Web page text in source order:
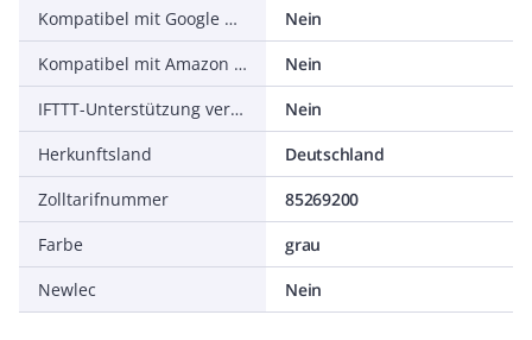
Kompatibel mit Google Assistant
Nein
Kompatibel mit Amazon Alexa
Nein
IFTTT-Unterstützung verfügbar
Nein
Herkunftsland
Deutschland
Zolltarifnummer
85269200
Farbe
grau
Newlec
Nein